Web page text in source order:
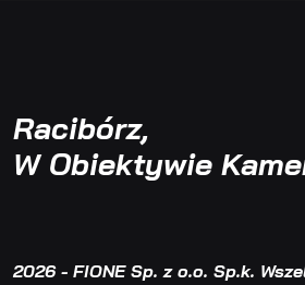
Racibórz,
W Obiektywie
2026 - FIONE Sp. z o.o. Sp.k.